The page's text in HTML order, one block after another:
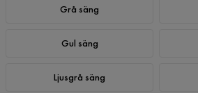
Grå säng
Gul säng
Ljusgrå säng